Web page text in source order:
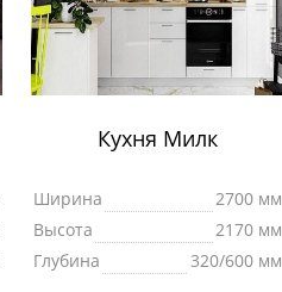
Кухня Милк
Ширина
2700 мм
Высота
2170 мм
Глубина
320/600 мм